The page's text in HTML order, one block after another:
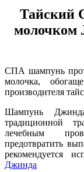
Тайский
молочком
СПА шампунь
молочка,
производителя
Шампунь
традиционной
лечебным
предотвратить
рекомендуется
Джинда